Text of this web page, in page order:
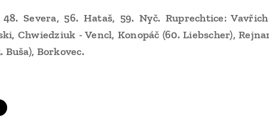
Severa, 56. Hataš, 59. Nyč. Ruprechtice:
Chwiedziuk - Vencl, Konopáč (60. Liebscher),
Buša), Borkovec.